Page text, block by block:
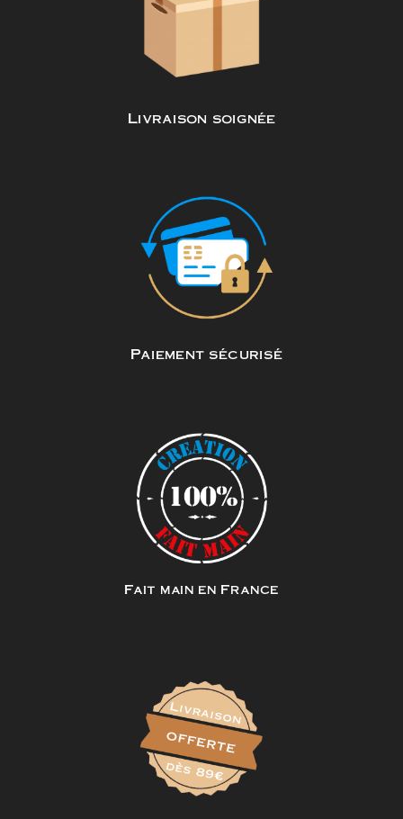
Livraison soignée
Paiement sécurisé
Fait main en France